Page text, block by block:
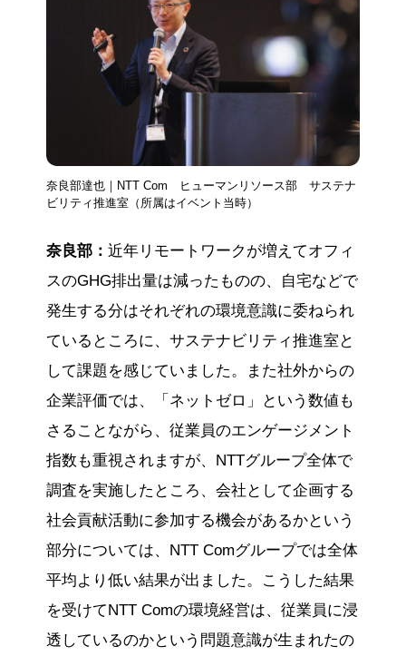
奈良部達也｜NTT Com ヒューマンリソース部 サステナ
ビリティ推進室（所属はイベント当時）
奈良部： 近年リモートワークが増えてオフィ
スのGHG排出量は減ったものの、自宅などで
発生する分はそれぞれの環境意識に委ねられ
ているところに、サステナビリティ推進室と
して課題を感じていました。また社外からの
企業評価では、「ネットゼロ」という数値も
さることながら、従業員のエンゲージメント
指数も重視されますが、NTTグループ全体で
調査を実施したところ、会社として企画する
社会貢献活動に参加する機会があるかという
部分については、NTT Comグループでは全体
平均より低い結果が出ました。こうした結果
を受けてNTT Comの環境経営は、従業員に浸
透しているのかという問題意識が生まれたの